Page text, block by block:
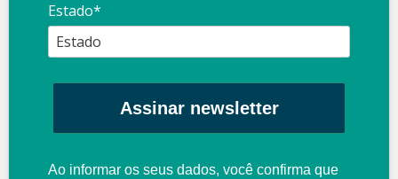
Estado*
Assinar newsletter
Ao informar os seus dados, você confirma que